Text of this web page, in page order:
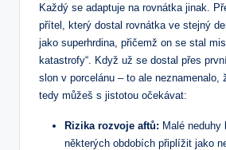
Každý se adaptuje na rovnátka jinak.
přítel, který dostal rovnátka ve stejný
jako superhrdina, přičemž on se stal
katastrofy“. Když už se dostal přes
slon v porcelánu – to ale neznamenalo,
tedy můžeš s jistotou očekávat:
Rizika rozvoje aftů: Malé
některých obdobích připlížit jako